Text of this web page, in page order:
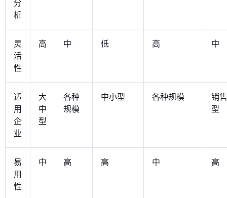
分
析
灵
活
性
高 中 低 高 中
适
用
企
业
大
中
型
各种
规模
中小型 各种规模
销
型
易
用
性
中 高 高 中 高